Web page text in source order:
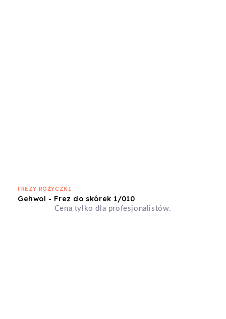
FREZY RÓŻYCZKI
Gehwol - Frez do skórek 1/010
Cena tylko dla profesjonalistów.